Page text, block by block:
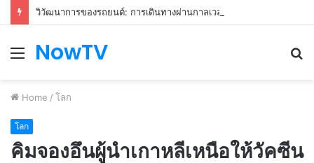
Menu
NowTV
Home / โลก
โลก
คิมจองอึนผู้นำเกาหลีเหนือให้วัคซีน